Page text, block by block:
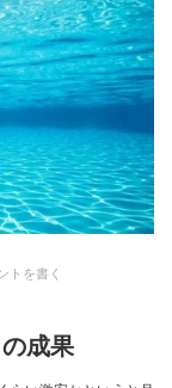
トを書く
成果